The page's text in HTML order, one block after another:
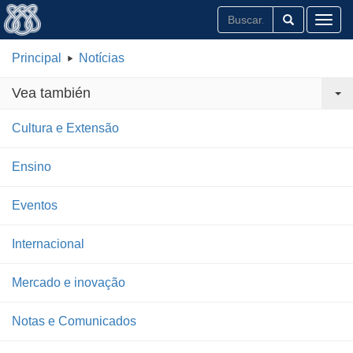
Principal Notícias
Vea también
Cultura e Extensão
Ensino
Eventos
Internacional
Mercado e inovação
Notas e Comunicados